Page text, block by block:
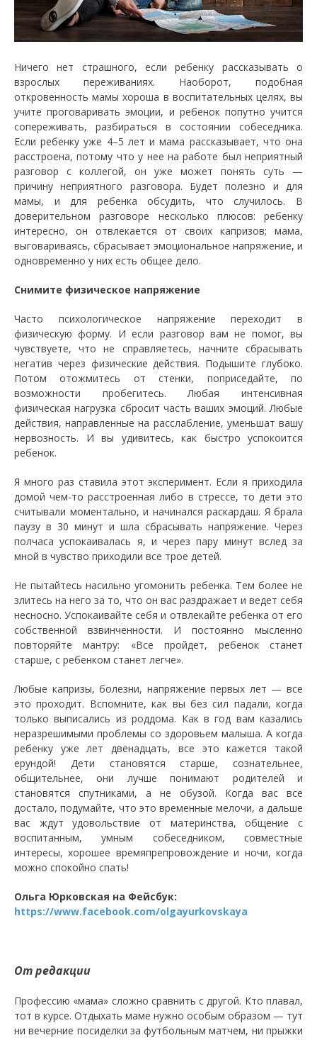
Ничего нет страшного, если ребенку рассказывать о
взрослых переживаниях. Наоборот, подобная
откровенность мамы хороша в воспитательных целях, вы
учите проговаривать эмоции, и ребенок попутно учится
сопереживать, разбираться в состоянии собеседника.
Если ребенку уже 4–5 лет и мама рассказывает, что она
расстроена, потому что у нее на работе был неприятный
разговор с коллегой, он уже может понять суть —
причину неприятного разговора. Будет полезно и для
мамы, и для ребенка обсудить, что случилось. В
доверительном разговоре несколько плюсов: ребенку
интересно, он отвлекается от своих капризов; мама,
выговариваясь, сбрасывает эмоциональное напряжение, и
одновременно у них есть общее дело.
Снимите физическое напряжение
Часто психологическое напряжение переходит в
физическую форму. И если разговор вам не помог, вы
чувствуете, что не справляетесь, начните сбрасывать
негатив через физические действия. Подышите глубоко.
Потом отожмитесь от стенки, поприседайте, по
возможности пробегитесь. Любая интенсивная
физическая нагрузка сбросит часть ваших эмоций. Любые
действия, направленные на расслабление, уменьшат вашу
нервозность. И вы удивитесь, как быстро успокоится
ребенок.
Я много раз ставила этот эксперимент. Если я приходила
домой чем-то расстроенная либо в стрессе, то дети это
считывали моментально, и начинался раскардаш. Я брала
паузу в 30 минут и шла сбрасывать напряжение. Через
полчаса успокаивалась я, и через пару минут вслед за
мной в чувство приходили все трое детей.
Не пытайтесь насильно угомонить ребенка. Тем более не
злитесь на него за то, что он вас раздражает и ведет себя
несносно. Успокаивайте себя и отвлекайте ребенка от его
собственной взвинченности. И постоянно мысленно
повторяйте мантру: «Все пройдет, ребенок станет
старше, с ребенком станет легче».
Любые капризы, болезни, напряжение первых лет — все
это проходит. Вспомните, как вы без сил падали, когда
только выписались из роддома. Как в год вам казались
неразрешимыми проблемы со здоровьем малыша. А когда
ребенку уже лет двенадцать, все это кажется такой
ерундой! Дети становятся старше, сознательнее,
общительнее, они лучше понимают родителей и
становятся спутниками, а не обузой. Когда вас все
достало, подумайте, что это временные мелочи, а дальше
вас ждут удовольствие от материнства, общение с
воспитанным, умным собеседником, совместные
интересы, хорошее времяпрепровождение и ночи, когда
можно спокойно спать!
Ольга Юрковская на Фейсбук:
https://www.facebook.com/olgayurkovskaya
От редакции
Профессию «мама» сложно сравнить с другой. Кто плавал,
тот в курсе. Отдыхать маме нужно особым образом — тут
ни вечерние посиделки за футбольным матчем, ни прыжки